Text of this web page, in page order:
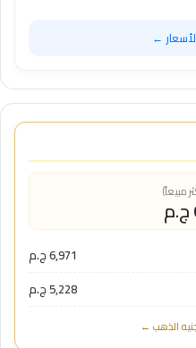
←
6,971 ج.م
5,228 ج.م
الذهب ←